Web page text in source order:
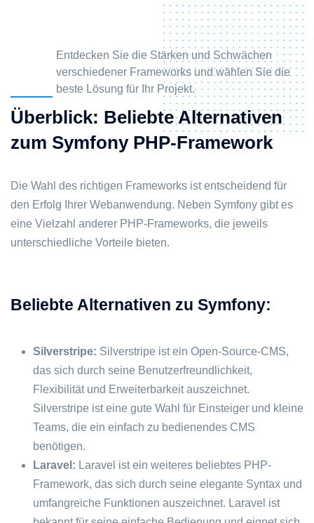
Entdecken Sie die Stärken und Schwächen
verschiedener Frameworks und wählen Sie die
beste Lösung für Ihr Projekt.
Überblick: Beliebte Alternativen
zum Symfony PHP-Framework
Die Wahl des richtigen Frameworks ist entscheidend für
den Erfolg Ihrer Webanwendung. Neben Symfony gibt es
eine Vielzahl anderer PHP-Frameworks, die jeweils
unterschiedliche Vorteile bieten.
Beliebte Alternativen zu Symfony:
Silverstripe: Silverstripe ist ein Open-Source-CMS,
das sich durch seine Benutzerfreundlichkeit,
Flexibilität und Erweiterbarkeit auszeichnet.
Silverstripe ist eine gute Wahl für Einsteiger und kleine
Teams, die ein einfach zu bedienendes CMS
benötigen.
Laravel: Laravel ist ein weiteres beliebtes PHP-
Framework, das sich durch seine elegante Syntax und
umfangreiche Funktionen auszeichnet. Laravel ist